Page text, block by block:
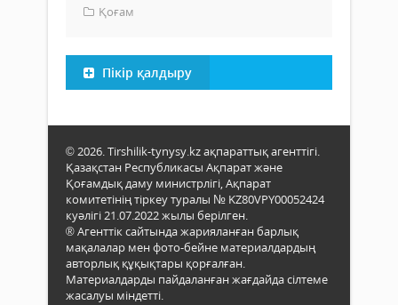
Қоғам
Пікір қалдыру
© 2026. Tirshilik-tynysy.kz ақпараттық агенттігі.
Қазақстан Республикасы Ақпарат және
Қоғамдық даму министрлігі, Ақпарат
комитетінің тіркеу туралы № KZ80VPY00052424
куәлігі 21.07.2022 жылы берілген.
® Агенттік сайтында жарияланған барлық
мақалалар мен фото-бейне материалдардың
авторлық құқықтары қорғалған.
Материалдарды пайдаланған жағдайда сілтеме
жасалуы міндетті.